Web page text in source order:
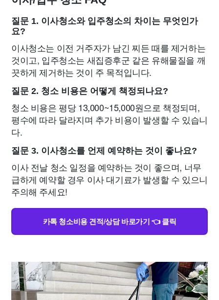
질문 1. 이사청소와 입주청소의 차이는 무엇인가
요?
이사청소는 이전 거주자가 남긴 찌든 때를 제거하는
것이고, 입주청소는 새집증후군 같은 유해물질을 깨
끗하게 제거하는 것이 주 목적입니다.
질문 2. 청소 비용은 어떻게 책정되나요?
청소 비용은 평당 13,000~15,000원으로 책정되며,
평수에 따라 달라지며 추가 비용이 발생할 수 있습니
다.
질문 3. 이사청소를 언제 예약하는 것이 좋나요?
이사 전날 청소 일정을 예약하는 것이 좋으며, 너무
급하게 예약할 경우 이사 대기료가 발생할 수 있으니
주의해 주세요!
카톡 청소비용 견적/상담 바로가기 👈 클릭